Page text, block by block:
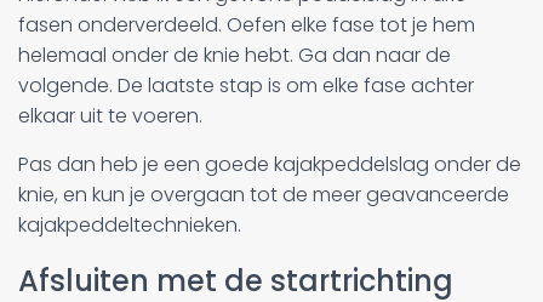
fasen onderverdeeld. Oefen elke fase tot je hem
helemaal onder de knie hebt. Ga dan naar de
volgende. De laatste stap is om elke fase achter
elkaar uit te voeren.
Pas dan heb je een goede kajakpeddelslag onder de
knie, en kun je overgaan tot de meer geavanceerde
kajakpeddeltechnieken.
Afsluiten met de startrichting